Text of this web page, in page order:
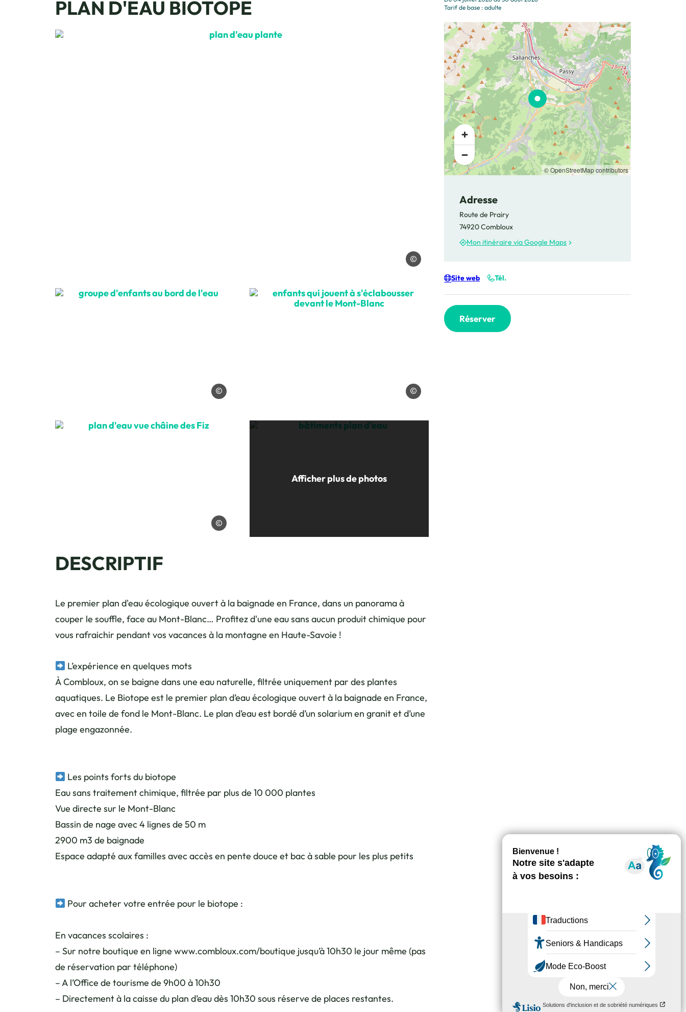
PLAN D'EAU BIOTOPE
plan d'eau plante, © OT Combloux
OT Combloux
groupe d'enfants au bord de l'eau, © OT Combloux_Marine Martin
OT Combloux_Marine Martin
enfants qui jouent à s'éclabousser devant le Mont-Blanc, © OT Combloux_Marine Martin
OT Combloux_Marine Martin
plan d'eau vue châine des Fiz, © OT Combloux_Lise Leleu
OT Combloux_Lise Leleu
Afficher plus de photos
bâtiments plan d'eau, © OT Combloux_Lise Leleu
OT Combloux_Lise Leleu
DESCRIPTIF
Le premier plan d'eau écologique ouvert à la baignade en France, dans un panorama à
couper le souffle, face au Mont-Blanc… Profitez d'une eau sans aucun produit chimique pour
vous rafraichir pendant vos vacances à la montagne en Haute-Savoie !
L’expérience en quelques mots
À Combloux, on se baigne dans une eau naturelle, filtrée uniquement par des plantes
aquatiques. Le Biotope est le premier plan d’eau écologique ouvert à la baignade en France,
avec en toile de fond le Mont-Blanc. Le plan d’eau est bordé d’un solarium en granit et d’une
plage engazonnée.
Les points forts du biotope
Eau sans traitement chimique, filtrée par plus de 10 000 plantes
Vue directe sur le Mont-Blanc
Bassin de nage avec 4 lignes de 50 m
2900 m3 de baignade
Espace adapté aux familles avec accès en pente douce et bac à sable pour les plus petits
Pour acheter votre entrée pour le biotope :
En vacances scolaires :
– Sur notre boutique en ligne www.combloux.com/boutique jusqu’à 10h30 le jour même (pas
de réservation par téléphone)
– A l’Office de tourisme de 9h00 à 10h30
– Directement à la caisse du plan d’eau dès 10h30 sous réserve de places restantes.
Tarif de base : adulte
© OpenStreetMap contributors
Adresse
Route de Prairy
74920 Combloux
Mon itinéraire via Google Maps
Site web Tél.
Réserver